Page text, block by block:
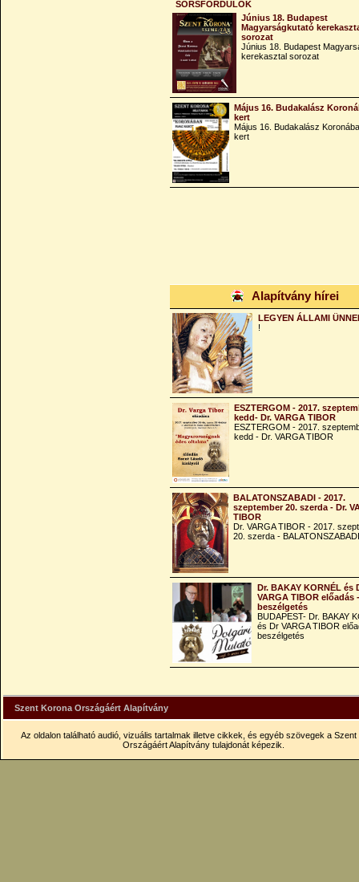
SORSFORDULÓK
Június 18. Budapest
Magyarságkutató
sorozat
Június 18. Budapest
kerekasztal sorozat
Május 16. Budakalász
kert
Május 16. Budakalász
kert
Alapítvány hírei
LEGYEN ÁLLAMI
!
ESZTERGOM - 2017.
kedd- Dr. VARGA TIBOR
ESZTERGOM - 2017.
kedd - Dr. VARGA TIBOR
BALATONSZABADI - 2017.
szeptember 20. szerda - Dr.
TIBOR
Dr. VARGA TIBOR - 2017.
20. szerda - BALATONSZABADI
Dr. BAKAY KORNÉL és
VARGA TIBOR előadás -
beszélgetés
BUDAPEST- Dr. BAKAY
és Dr VARGA TIBOR
beszélgetés
Szent Korona Országáért Alapítvány
Az oldalon található audió, vizuális tartalmak illetve cikkek, és egyéb szövegek a Szent
Országáért Alapítvány tulajdonát képezik.